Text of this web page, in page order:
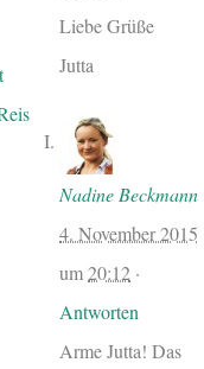
Liebe Grüße
Jutta
Nadine Beckmann
4. November 2015
um20:12 ·
Antworten
Arme Jutta! Das